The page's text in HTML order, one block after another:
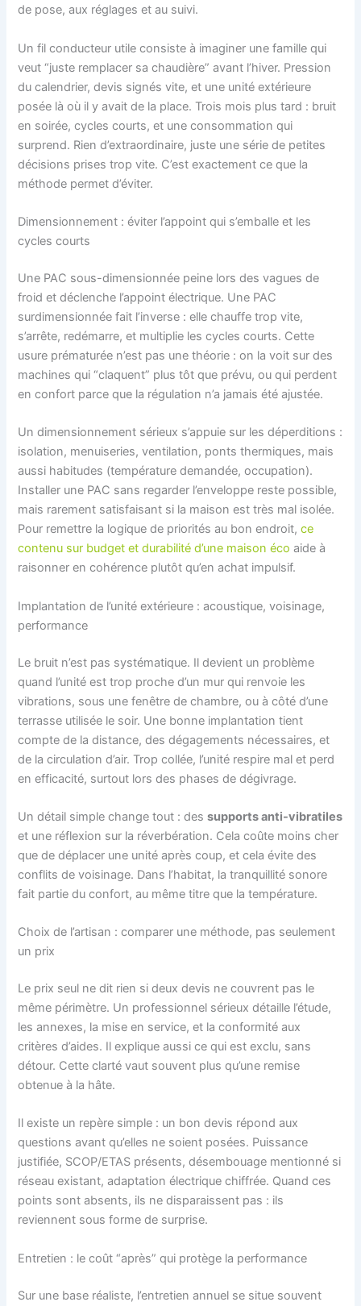
de pose, aux réglages et au suivi.
Un fil conducteur utile consiste à imaginer une famille qui
veut “juste remplacer sa chaudière” avant l’hiver. Pression
du calendrier, devis signés vite, et une unité extérieure
posée là où il y avait de la place. Trois mois plus tard : bruit
en soirée, cycles courts, et une consommation qui
surprend. Rien d’extraordinaire, juste une série de petites
décisions prises trop vite. C’est exactement ce que la
méthode permet d’éviter.
Dimensionnement : éviter l’appoint qui s’emballe et les
cycles courts
Une PAC sous-dimensionnée peine lors des vagues de
froid et déclenche l’appoint électrique. Une PAC
surdimensionnée fait l’inverse : elle chauffe trop vite,
s’arrête, redémarre, et multiplie les cycles courts. Cette
usure prématurée n’est pas une théorie : on la voit sur des
machines qui “claquent” plus tôt que prévu, ou qui perdent
en confort parce que la régulation n’a jamais été ajustée.
Un dimensionnement sérieux s’appuie sur les déperditions :
isolation, menuiseries, ventilation, ponts thermiques, mais
aussi habitudes (température demandée, occupation).
Installer une PAC sans regarder l’enveloppe reste possible,
mais rarement satisfaisant si la maison est très mal isolée.
Pour remettre la logique de priorités au bon endroit,ce
contenu sur budget et durabilité d’une maison éco aide à
raisonner en cohérence plutôt qu’en achat impulsif.
Implantation de l’unité extérieure : acoustique, voisinage,
performance
Le bruit n’est pas systématique. Il devient un problème
quand l’unité est trop proche d’un mur qui renvoie les
vibrations, sous une fenêtre de chambre, ou à côté d’une
terrasse utilisée le soir. Une bonne implantation tient
compte de la distance, des dégagements nécessaires, et
de la circulation d’air. Trop collée, l’unité respire mal et perd
en efficacité, surtout lors des phases de dégivrage.
Un détail simple change tout : dessupports anti-vibratiles
et une réflexion sur la réverbération. Cela coûte moins cher
que de déplacer une unité après coup, et cela évite des
conflits de voisinage. Dans l’habitat, la tranquillité sonore
fait partie du confort, au même titre que la température.
Choix de l’artisan : comparer une méthode, pas seulement
un prix
Le prix seul ne dit rien si deux devis ne couvrent pas le
même périmètre. Un professionnel sérieux détaille l’étude,
les annexes, la mise en service, et la conformité aux
critères d’aides. Il explique aussi ce qui est exclu, sans
détour. Cette clarté vaut souvent plus qu’une remise
obtenue à la hâte.
Il existe un repère simple : un bon devis répond aux
questions avant qu’elles ne soient posées. Puissance
justifiée, SCOP/ETAS présents, désembouage mentionné si
réseau existant, adaptation électrique chiffrée. Quand ces
points sont absents, ils ne disparaissent pas : ils
reviennent sous forme de surprise.
Entretien : le coût “après” qui protège la performance
Sur une base réaliste, l’entretien annuel se situe souvent